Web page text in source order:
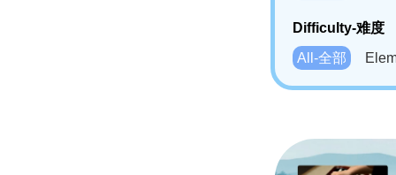
Difficulty-难度
All-全部